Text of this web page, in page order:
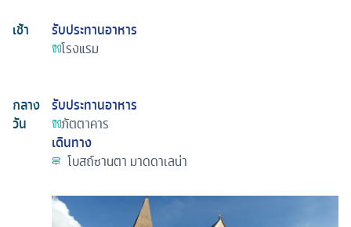
เช้า
รับประทานอาหาร
โรงแรม
กลาง
วัน
รับประทานอาหาร
ภัตตาคาร
เดินทาง
โบสถ์ซานตา มาดดาเลน่า